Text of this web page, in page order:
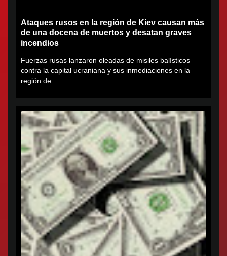
Ataques rusos en la región de Kiev causan más
de una docena de muertos y desatan graves
incendios
Fuerzas rusas lanzaron oleadas de misiles balísticos
contra la capital ucraniana y sus inmediaciones en la
región de...